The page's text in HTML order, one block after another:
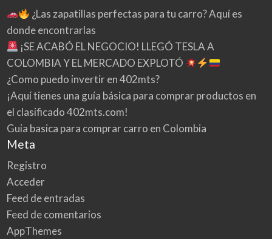
¿Las zapatillas perfectas para tu carro? Aquí es
donde encontrarlas
¡SE ACABÓ EL NEGOCIO! LLEGÓ TESLA A
COLOMBIA Y EL MERCADO EXPLOTÓ
¿Como puedo invertir en 402mts?
¡Aquí tienes una guía básica para comprar productos en
el clasificado 402mts.com!
Guia basica para comprar carro en Colombia
Meta
Registro
Acceder
Feed de entradas
Feed de comentarios
AppThemes